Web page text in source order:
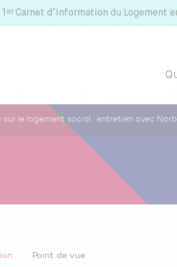
er Carnet d’Information du Logement
sur le logement social : entretien avec
Point de vue